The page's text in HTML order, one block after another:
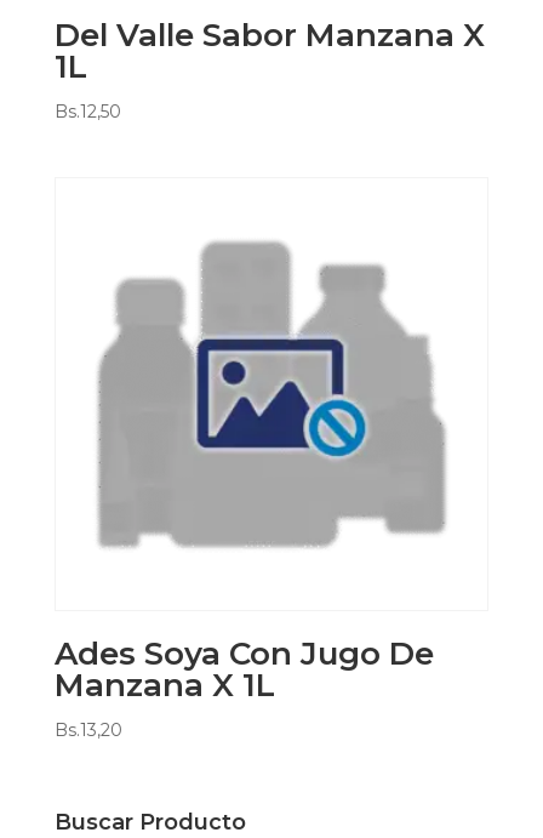
Del Valle Sabor Manzana X
1L
Bs.12,50
Ades Soya Con Jugo De
Manzana X 1L
Bs.13,20
Buscar Producto